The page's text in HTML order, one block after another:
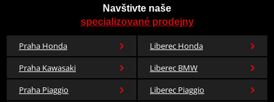
Navštivte naše
specializované prodejny
Praha Honda
Liberec Honda
Praha Kawasaki
Liberec BMW
Praha Piaggio
Liberec Piaggio